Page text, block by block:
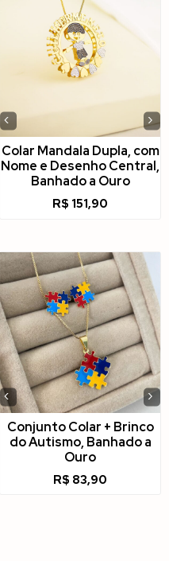
‹
›
Colar Mandala Dupla, com
Nome e Desenho Central,
Banhado a Ouro
R$ 151,90
‹
›
Conjunto Colar + Brinco
do Autismo, Banhado a
Ouro
R$ 83,90